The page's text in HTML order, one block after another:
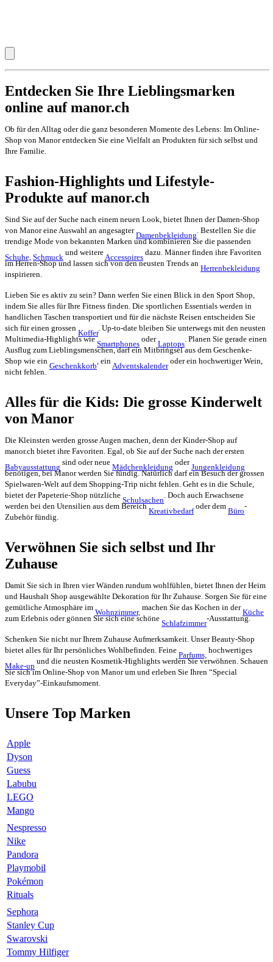
Entdecken Sie Ihre Lieblingsmarken
online auf manor.ch
Ob für den Alltag oder die ganz besonderen Momente des Lebens: Im Online-
Shop von Manor entdecken Sie eine Vielfalt an Produkten für sich selbst und
Ihre Familie.
Fashion-Highlights und Lifestyle-
Produkte auf manor.ch
Sind Sie auf der Suche nach einem neuen Look, bietet Ihnen der Damen-Shop
von Manor eine Auswahl an angesagter
Damenbekleidung
. Bestellen Sie die
trendige Mode von bekannten Marken und kombinieren Sie die passenden
Schuhe, Schmuck
und weitere
Accessoires
dazu. Männer finden ihre Favoriten
im Herren-Shop und lassen sich von den neusten Trends an
Herrenbekleidung
inspirieren.
Lieben Sie es aktiv zu sein? Dann werfen Sie einen Blick in den Sport Shop,
indem Sie alles für Ihre Fitness finden. Die sportlichen Essentials werden in
handlichen Taschen transportiert und für die nächste Reisen entscheiden Sie
sich für einen grossen
Koffer
. Up-to-date bleiben Sie unterwegs mit den neusten
Multimedia-Highlights wie
Smartphones
oder
Laptops
. Planen Sie gerade einen
Ausflug zum Lieblingsmenschen, darf ein Mitbringsel aus dem Geschenke-
Shop wie ein
Geschenkkorb
, ein
Adventskalender
oder ein hochwertiger Wein,
nicht fehlen.
Alles für die Kids: Die grosse Kinderwelt
von Manor
Die Kleinsten werden grosse Augen machen, denn der Kinder-Shop auf
manor.ch bietet ihre Favoriten. Egal, ob Sie auf der Suche nach der ersten
Babyausstattung
sind oder neue
Mädchenkleidung
oder
Jungenkleidung
benötigen, bei Manor werden Sie fündig. Natürlich darf ein Besuch der grossen
Spielwaren-Welt auf dem Shopping-Trip nicht fehlen. Geht es in die Schule,
bietet der Papeterie-Shop nützliche
Schulsachen
. Doch auch Erwachsene
werden bei den Utensilien aus dem Bereich
Kreativbedarf
oder dem
Büro
-
Zubehör fündig.
Verwöhnen Sie sich selbst und Ihr
Zuhause
Damit Sie sich in Ihren vier Wänden rundum wohlfühlen, bietet Ihnen der Heim
und Haushalt Shop ausgewählte Dekoration für Ihr Zuhause. Sorgen Sie für eine
gemütliche Atmosphäre im
Wohnzimmer,
machen Sie das Kochen in der
Küche
zum Erlebnis oder gönnen Sie sich eine schöne
Schlafzimmer
-Ausstattung.
Schenken Sie nicht nur Ihrem Zuhause Aufmerksamkeit. Unser Beauty-Shop
bietet alles für Ihr persönliches Wohlbefinden. Feine
Parfums,
hochwertiges
Make-up
und die neusten Kosmetik-Highlights werden Sie verwöhnen. Schauen
Sie sich im Online-Shop von Manor um und erleben Sie Ihren “Special
Everyday”-Einkaufsmoment.
Unsere Top Marken
Apple
Dyson
Guess
Labubu
LEGO
Mango
Nespresso
Nike
Pandora
Playmobil
Pokémon
Rituals
Sephora
Stanley Cup
Swarovski
Tommy Hilfiger